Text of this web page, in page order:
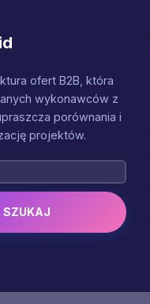
ofert B2B, która
wykonawców z
porównania i
projektów.
SZUKAJ